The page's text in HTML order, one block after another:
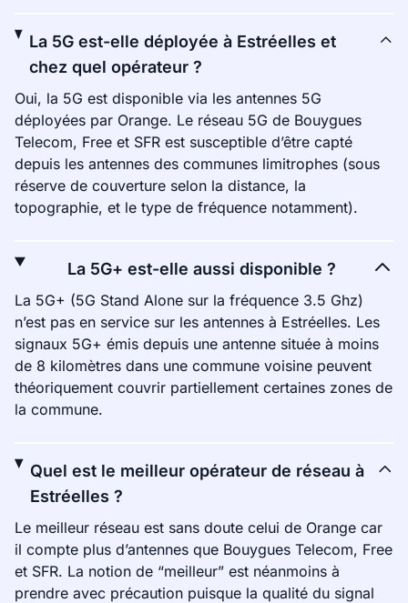
La 5G est-elle déployée à Estréelles et
chez quel opérateur ?
Oui, la 5G est disponible via les antennes 5G
déployées par Orange. Le réseau 5G de Bouygues
Telecom, Free et SFR est susceptible d’être capté
depuis les antennes des communes limitrophes (sous
réserve de couverture selon la distance, la
topographie, et le type de fréquence notamment).
La 5G+ est-elle aussi disponible ?
La 5G+ (5G Stand Alone sur la fréquence 3.5 Ghz)
n’est pas en service sur les antennes à Estréelles. Les
signaux 5G+ émis depuis une antenne située à moins
de 8 kilomètres dans une commune voisine peuvent
théoriquement couvrir partiellement certaines zones de
la commune.
Quel est le meilleur opérateur de réseau à
Estréelles ?
Le meilleur réseau est sans doute celui de Orange car
il compte plus d’antennes que Bouygues Telecom, Free
et SFR. La notion de “meilleur” est néanmoins à
prendre avec précaution puisque la qualité du signal